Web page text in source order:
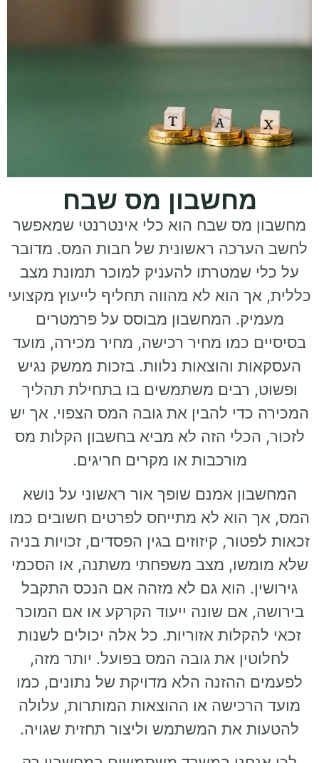
מחשבון מס שבח
מחשבון מס שבח הוא כלי אינטרנטי שמאפשר
לחשב הערכה ראשונית של חבות המס. מדובר
על כלי שמטרתו להעניק למוכר תמונת מצב
כללית, אך הוא לא מהווה תחליף לייעוץ מקצועי
מעמיק. המחשבון מבוסס על פרמטרים
בסיסיים כמו מחיר רכישה, מחיר מכירה, מועד
העסקאות והוצאות נלוות. בזכות ממשק נגיש
ופשוט, רבים משתמשים בו בתחילת תהליך
המכירה כדי להבין את גובה המס הצפוי. אך יש
לזכור, הכלי הזה לא מביא בחשבון הקלות מס
מורכבות או מקרים חריגים.
המחשבון אמנם שופך אור ראשוני על נושא
המס, אך הוא לא מתייחס לפרטים חשובים כמו
זכאות לפטור, קיזוזים בגין הפסדים, זכויות בניה
שלא מומשו, מצב משפחתי משתנה, או הסכמי
גירושין. הוא גם לא מזהה אם הנכס התקבל
בירושה, אם שונה ייעוד הקרקע או אם המוכר
זכאי להקלות אזוריות. כל אלה יכולים לשנות
לחלוטין את גובה המס בפועל. יותר מזה,
לפעמים ההזנה הלא מדויקת של נתונים, כמו
מועד הרכישה או ההוצאות המותרות, עלולה
להטעות את המשתמש וליצור תחזית שגויה.